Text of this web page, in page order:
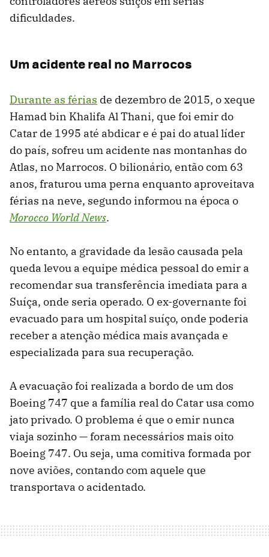
dificuldades.
Um acidente real no Marrocos
Durante as férias de dezembro de 2015, o xeque
Hamad bin Khalifa Al Thani, que foi emir do
Catar de 1995 até abdicar e é pai do atual líder
do país, sofreu um acidente nas montanhas do
Atlas, no Marrocos. O bilionário, então com 63
anos, fraturou uma perna enquanto aproveitava
férias na neve, segundo informou na época o
Morocco World News.
No entanto, a gravidade da lesão causada pela
queda levou a equipe médica pessoal do emir a
recomendar sua transferência imediata para a
Suíça, onde seria operado. O ex-governante foi
evacuado para um hospital suíço, onde poderia
receber a atenção médica mais avançada e
especializada para sua recuperação.
A evacuação foi realizada a bordo de um dos
Boeing 747 que a família real do Catar usa como
jato privado. O problema é que o emir nunca
viaja sozinho — foram necessários mais oito
Boeing 747. Ou seja, uma comitiva formada por
nove aviões, contando com aquele que
transportava o acidentado.